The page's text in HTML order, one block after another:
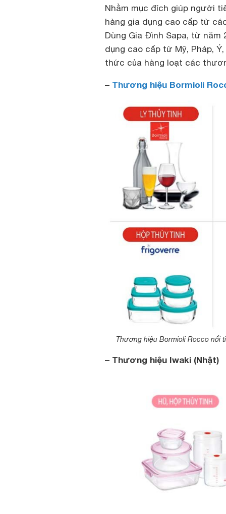
Nhằm mục đích giúp người
hàng gia dụng cao cấp từ
Dùng Gia Đình Sapa, từ năm
dụng cao cấp từ Mỹ, Pháp,
thức của hàng loạt các
– Thương hiệu Bormioli
Thương hiệu Bormioli Rocco nổi
– Thương hiệu Iwaki (Nhật)